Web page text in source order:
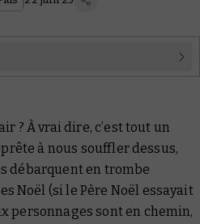
? À vrai dire, c’est tout un
à nous souffler dessus,
débarquent en trombe
Noël (si le Père Noël essayait
personnages sont en chemin,